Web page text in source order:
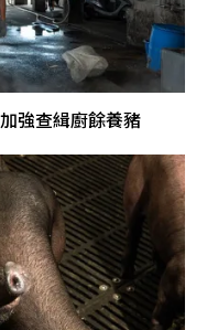
強查緝廚餘養豬